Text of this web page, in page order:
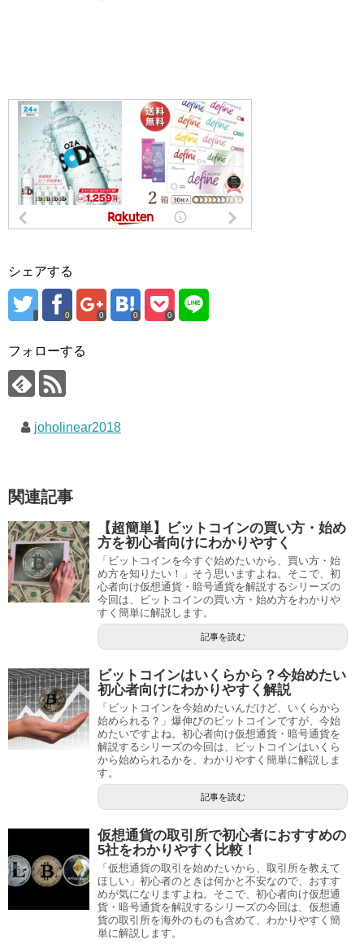
シェアする
0 0 0 0
フォローする
joholinear2018
関連記事
【超簡単】ビットコインの買い方・始め
方を初心者向けにわかりやすく
「ビットコインを今すぐ始めたいから、買い方・始
め方を知りたい！」そう思いますよね。そこで、初
心者向け仮想通貨・暗号通貨を解説するシリーズの
今回は、ビットコインの買い方・始め方をわかりや
すく簡単に解説します。
記事を読む
ビットコインはいくらから？今始めたい
初心者向けにわかりやすく解説
「ビットコインを今始めたいんだけど、いくらから
始められる？」爆伸びのビットコインですが、今始
めたいですよね。初心者向け仮想通貨・暗号通貨を
解説するシリーズの今回は、ビットコインはいくら
から始められるかを、わかりやすく簡単に解説しま
す。
記事を読む
仮想通貨の取引所で初心者におすすめの
5社をわかりやすく比較！
「仮想通貨の取引を始めたいから、取引所を教えて
ほしい」初心者のときは何かと不安なので、おすす
めが気になりますよね。そこで、初心者向け仮想通
貨・暗号通貨を解説するシリーズの今回は、仮想通
貨の取引所を海外のものも含めて、わかりやすく簡
単に解説します。